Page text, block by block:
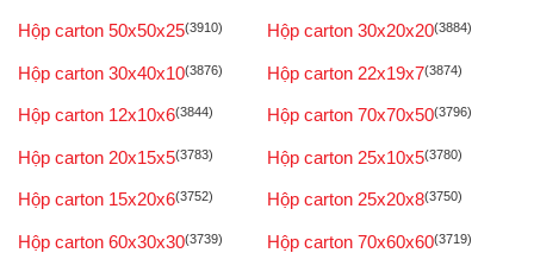
Hộp carton 50x50x25(3910) Hộp carton 30x20x20(3884)
Hộp carton 30x40x10(3876) Hộp carton 22x19x7(3874)
Hộp carton 12x10x6(3844) Hộp carton 70x70x50(3796)
Hộp carton 20x15x5(3783) Hộp carton 25x10x5(3780)
Hộp carton 15x20x6(3752) Hộp carton 25x20x8(3750)
Hộp carton 60x30x30(3739) Hộp carton 70x60x60(3719)